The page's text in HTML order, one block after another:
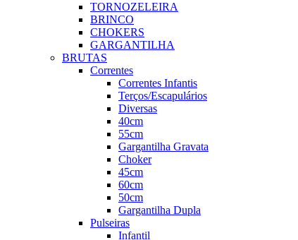
TORNOZELEIRA
BRINCO
CHOKERS
GARGANTILHA
BRUTAS
Correntes
Correntes Infantis
Terços/Escapulários
Diversas
40cm
55cm
Gargantilha Gravata
Choker
45cm
60cm
50cm
Gargantilha Dupla
Pulseiras
Infantil